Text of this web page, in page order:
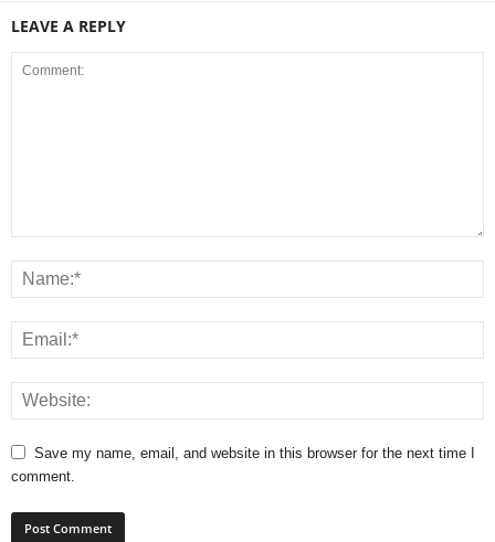
LEAVE A REPLY
Save my name, email, and website in this browser for the next time I
comment.